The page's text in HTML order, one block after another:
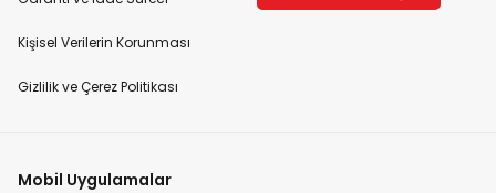
Kişisel Verilerin Korunması
Gizlilik ve Çerez Politikası
Mobil Uygulamalar